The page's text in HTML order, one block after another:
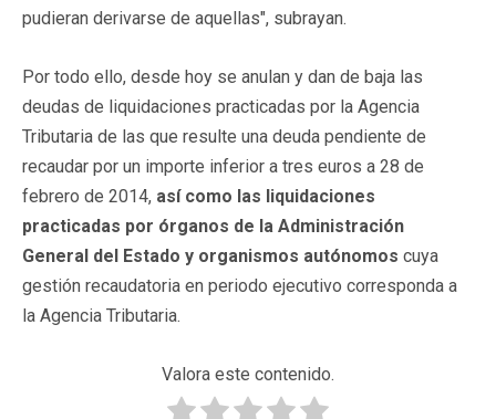
pudieran derivarse de aquellas", subrayan.
Por todo ello, desde hoy se anulan y dan de baja las
deudas de liquidaciones practicadas por la Agencia
Tributaria de las que resulte una deuda pendiente de
recaudar por un importe inferior a tres euros a 28 de
febrero de 2014, así como las liquidaciones
practicadas por órganos de la Administración
General del Estado y organismos autónomos cuya
gestión recaudatoria en periodo ejecutivo corresponda a
la Agencia Tributaria.
Valora este contenido.